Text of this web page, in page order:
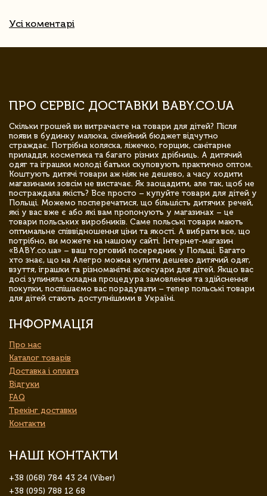
Усі коментарі
ПРО СЕРВІС ДОСТАВКИ BABY.CO.UA
Скільки грошей ви витрачаєте на товари для дітей? Після
появи в будинку малюка, сімейний бюджет відчутно
страждає. Потрібна коляска, ліжечко, горщик, санітарне
приладдя, косметика та багато різних дрібниць. А дитячий
одяг та іграшки молоді батьки скуповують практично оптом.
Коштують дитячі товари аж ніяк не дешево, а часу ходити
магазинами зовсім не вистачає. Як заощадити, але так, щоб не
постраждала якість? Все просто – купуйте товари для дітей у
Польщі. Можемо посперечатися, що більшість дитячих речей,
які у вас вже є або які вам пропонують у магазинах – це
товари польських виробників. Саме польські товари мають
оптимальне співвідношення ціни та якості. А вибрати все, що
потрібно, ви можете на нашому сайті. Інтернет-магазин
«BABY.co.ua» – ваш торговий посередник у Польщі. Багато
хто знає, що на Алегро можна купити дешево дитячий одяг,
взуття, іграшки та різноманітні аксесуари для дітей. Якщо вас
досі зупиняла складна процедура замовлення та здійснення
покупки, поспішаємо вас порадувати – тепер польські товари
для дітей стають доступнішими в Україні.
ІНФОРМАЦІЯ
Про нас
Каталог товарів
Доставка і оплата
Відгуки
FAQ
Трекінг доставки
Контакти
НАШІ КОНТАКТИ
+38 (068) 784 43 24 (Viber)
+38 (095) 788 12 68